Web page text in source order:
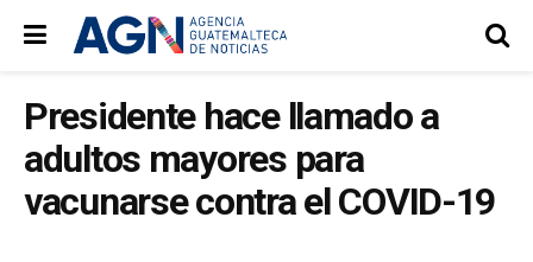
Presidente hace llamado a
adultos mayores para
vacunarse contra el COVID-19